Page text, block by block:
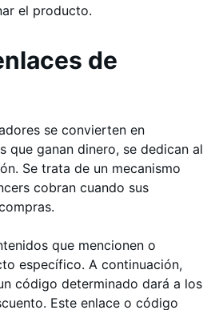
el producto.
de
se convierten en
que ganan dinero, se dedican al
Se trata de un mecanismo
cobran cuando sus
que mencionen o
específico. A continuación,
código determinado dará a los
Este enlace o código